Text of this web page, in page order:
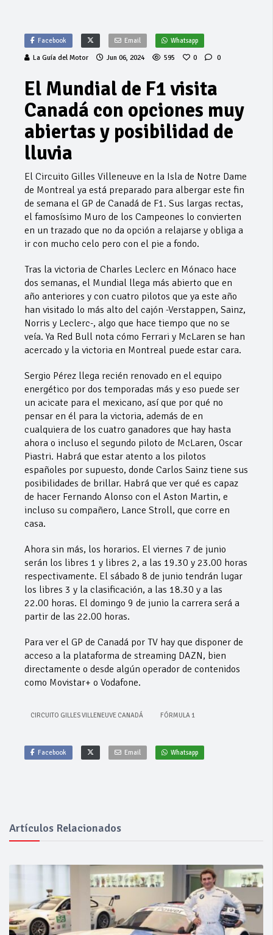
Facebook Email Whatsapp
La Guía del Motor Jun 06, 2024 595 0 0
El Mundial de F1 visita
Canadá con opciones muy
abiertas y posibilidad de
lluvia
El Circuito Gilles Villeneuve en la Isla de Notre Dame
de Montreal ya está preparado para albergar este fin
de semana el GP de Canadá de F1. Sus largas rectas,
el famosísimo Muro de los Campeones lo convierten
en un trazado que no da opción a relajarse y obliga a
ir con mucho celo pero con el pie a fondo.
Tras la victoria de Charles Leclerc en Mónaco hace
dos semanas, el Mundial llega más abierto que en
año anteriores y con cuatro pilotos que ya este año
han visitado lo más alto del cajón -Verstappen, Sainz,
Norris y Leclerc-, algo que hace tiempo que no se
veía. Ya Red Bull nota cómo Ferrari y McLaren se han
acercado y la victoria en Montreal puede estar cara.
Sergio Pérez llega recién renovado en el equipo
energético por dos temporadas más y eso puede ser
un acicate para el mexicano, así que por qué no
pensar en él para la victoria, además de en
cualquiera de los cuatro ganadores que hay hasta
ahora o incluso el segundo piloto de McLaren, Oscar
Piastri. Habrá que estar atento a los pilotos
españoles por supuesto, donde Carlos Sainz tiene sus
posibilidades de brillar. Habrá que ver qué es capaz
de hacer Fernando Alonso con el Aston Martin, e
incluso su compañero, Lance Stroll, que corre en
casa.
Ahora sin más, los horarios. El viernes 7 de junio
serán los libres 1 y libres 2, a las 19.30 y 23.00 horas
respectivamente. El sábado 8 de junio tendrán lugar
los libres 3 y la clasificación, a las 18.30 y a las
22.00 horas. El domingo 9 de junio la carrera será a
partir de las 22.00 horas.
Para ver el GP de Canadá por TV hay que disponer de
acceso a la plataforma de streaming DAZN, bien
directamente o desde algún operador de contenidos
como Movistar+ o Vodafone.
CIRCUITO GILLES VILLENEUVE CANADÁ FÓRMULA 1
Facebook Email Whatsapp
Artículos Relacionados